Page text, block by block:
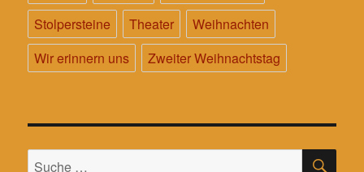
Stolpersteine
Theater
Weihnachten
Wir erinnern uns
Zweiter Weihnachtstag
Suche